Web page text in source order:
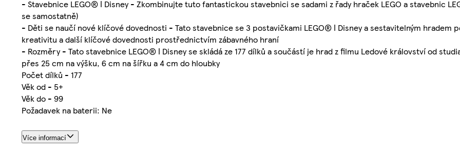
- Stavebnice LEGO® ǀ Disney - Zkombinujte tuto fantastickou stavebnici se sadami z řady hraček LEGO a stavebnic
se samostatně)
- Děti se naučí nové klíčové dovednosti - Tato stavebnice se 3 postavičkami LEGO® ǀ Disney a sestavitelným hradem
kreativitu a další klíčové dovednosti prostřednictvím zábavného hraní
- Rozměry - Tato stavebnice LEGO® ǀ Disney se skládá ze 177 dílků a součástí je hrad z filmu Ledové království od
přes 25 cm na výšku, 6 cm na šířku a 4 cm do hloubky
Počet dílků - 177
Věk od - 5+
Věk do - 99
Požadavek na baterii: Ne
Více informací